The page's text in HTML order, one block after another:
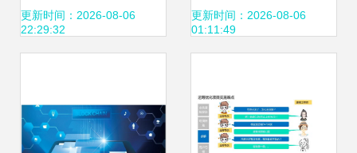
到实践的必读指南
更新时间：2026-08-06
22:29:32
偷猎者的幻想
更新时间：2026-08-06
01:11:49